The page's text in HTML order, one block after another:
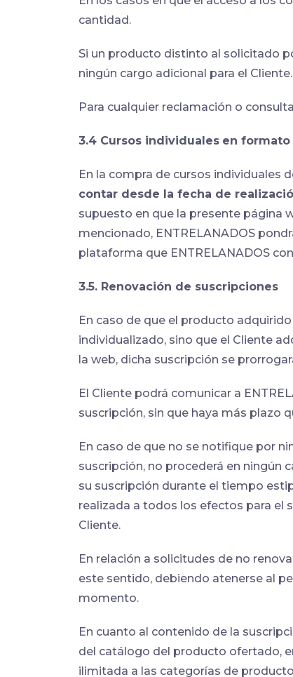
cantidad.
Si un producto distinto al solicitado
ningún cargo adicional para el Cliente.
Para cualquier reclamación o
3.4 Cursos individuales en
En la compra de cursos individuales
contar desde la fecha de
supuesto en que la presente página
mencionado, ENTRELANADOS
plataforma que ENTRELANADOS
3.5. Renovación de suscripciones
En caso de que el producto
individualizado, sino que el Cliente
la web, dicha suscripción se
El Cliente podrá comunicar a
suscripción, sin que haya más plazo
En caso de que no se notifique por
suscripción, no procederá en ningún
su suscripción durante el tiempo
realizada a todos los efectos para el
Cliente.
En relación a solicitudes de no
este sentido, debiendo atenerse al
momento.
En cuanto al contenido de la
del catálogo del producto ofertado,
ilimitada a las categorías de